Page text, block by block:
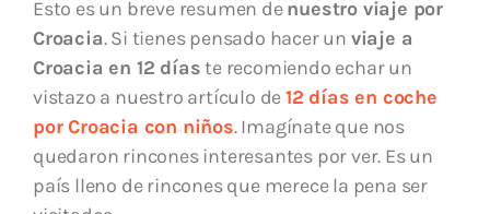
Esto es un breve resumen denuestro viaje por
Croacia. Si tienes pensado hacer un viaje a
Croacia en 12 díaste recomiendo echar un
vistazo a nuestro artículo de12 días en coche
por Croacia con niños. Imagínate que nos
quedaron rincones interesantes por ver. Es un
país lleno de rincones que merece la pena ser